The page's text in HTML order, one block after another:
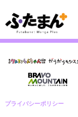
プライバシーポリシー